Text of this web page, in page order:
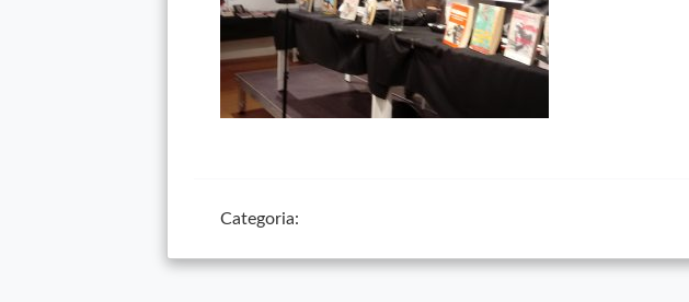
Categoria: